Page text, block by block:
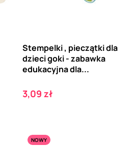
Stempelki , pieczątki dla
dzieci goki - zabawka
edukacyjna dla...
Cena
3,09 zł
NOWY